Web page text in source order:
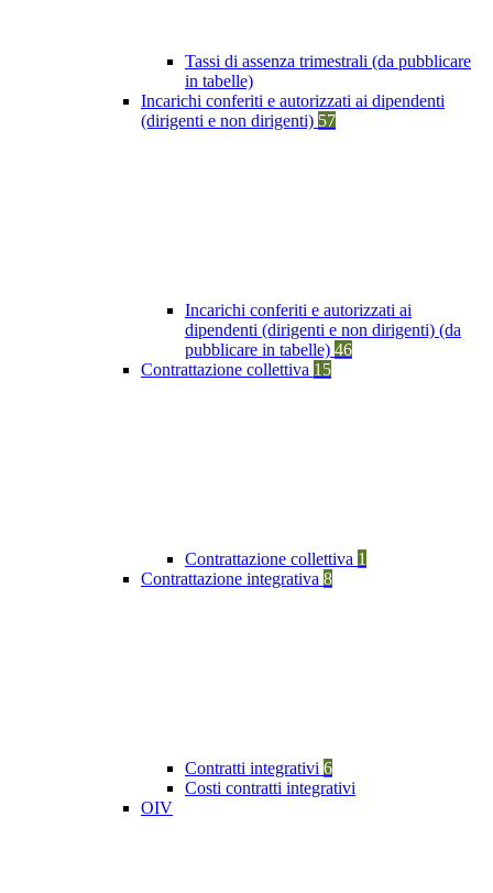
Tassi di assenza trimestrali (da pubblicare
in tabelle)
Incarichi conferiti e autorizzati ai dipendenti
(dirigenti e non dirigenti) 57
Incarichi conferiti e autorizzati ai
dipendenti (dirigenti e non dirigenti) (da
pubblicare in tabelle) 46
Contrattazione collettiva 15
Contrattazione collettiva 1
Contrattazione integrativa 8
Contratti integrativi 6
Costi contratti integrativi
OIV